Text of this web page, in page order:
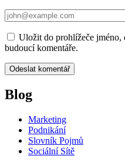
Uložit do prohlížeče jméno,
budoucí komentáře.
Blog
Marketing
Podnikání
Slovník Pojmů
Sociální Sítě